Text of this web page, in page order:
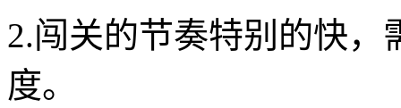
2.闯关的节奏特别的快
度。